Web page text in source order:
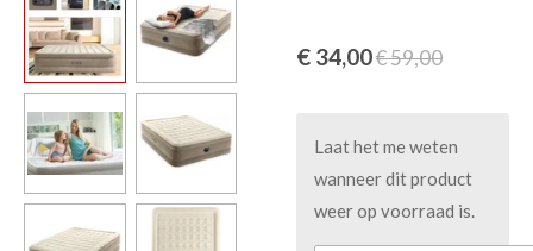
€ 34,00€ 59,00
Laat het me weten
wanneer dit product
weer op voorraad is.